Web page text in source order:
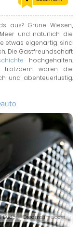
aus? Grüne Wiesen,
und natürlich die
etwas eigenartig, sind
Die Gastfreundschaft
hochgehalten.
trotzdem waren die
und abenteuerlustig.
Dudau | Dreamstime.com